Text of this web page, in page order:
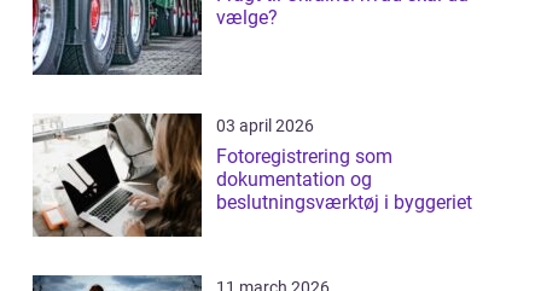
vælge?
03 april 2026
Fotoregistrering som
dokumentation og
beslutningsværktøj i byggeriet
11 march 2026